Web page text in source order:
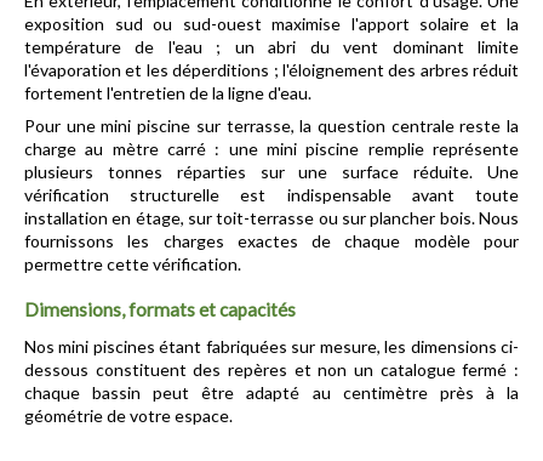
exposition sud ou sud-ouest maximise l'apport solaire et la
température de l'eau ; un abri du vent dominant limite
l'évaporation et les déperditions ; l'éloignement des arbres réduit
fortement l'entretien de la ligne d'eau.
Pour une mini piscine sur terrasse, la question centrale reste la
charge au mètre carré : une mini piscine remplie représente
plusieurs tonnes réparties sur une surface réduite. Une
vérification structurelle est indispensable avant toute
installation en étage, sur toit-terrasse ou sur plancher bois. Nous
fournissons les charges exactes de chaque modèle pour
permettre cette vérification.
Dimensions, formats et capacités
Nos mini piscines étant fabriquées sur mesure, les dimensions ci-
dessous constituent des repères et non un catalogue fermé :
chaque bassin peut être adapté au centimètre près à la
géométrie de votre espace.